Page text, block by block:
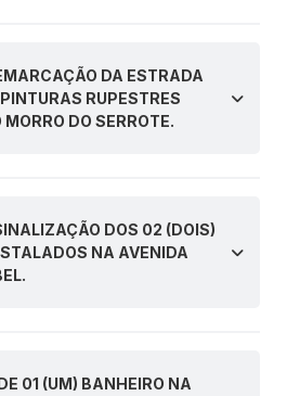
DA ESTRADA
RUPESTRES
DO SERROTE.
DOS 02 (DOIS)
NA AVENIDA
01 (UM) BANHEIRO NA